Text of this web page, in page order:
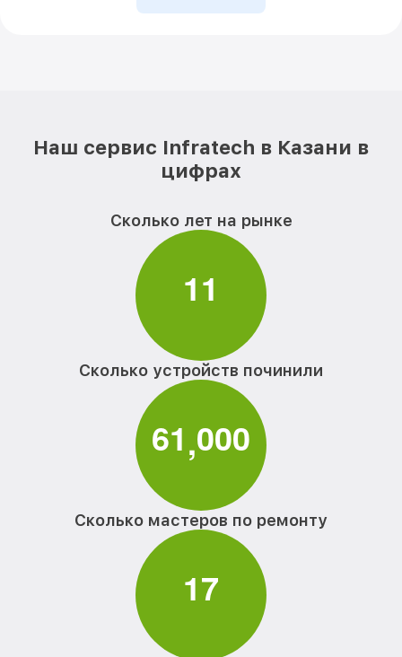
Наш сервис Infratech в Казани в
цифрах
Сколько лет на рынке
11
Сколько устройств починили
61,000
Сколько мастеров по ремонту
17